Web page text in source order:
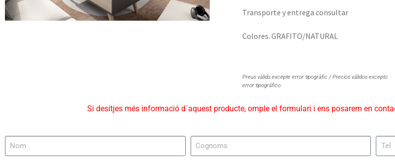
Transporte y entrega consultar
Colores. GRAFITO/NATURAL
Preus vàlids excepte error tipogràfic / Precios válidos excepto
error tipográfico
Si desitjes més informació d´aquest producte, omple el formulari i ens posarem en